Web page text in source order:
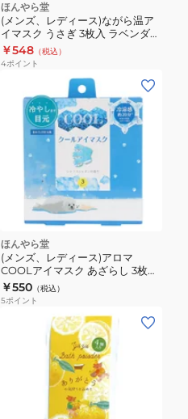
ほんやら堂
(メンズ、レディース)ながら温ア
イマスク うさぎ 3枚入 ラベンダー
の香り RLK38460
￥548 （税込）
4ポイント
ほんやら堂
(メンズ、レディース)アロマ
COOLアイマスク あざらし 3枚入
り COL37309
￥550 （税込）
5ポイント